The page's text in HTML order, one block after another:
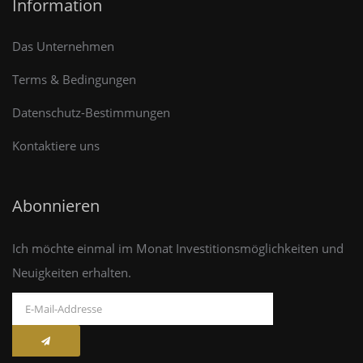
Information
Das Unternehmen
Terms & Bedingungen
Datenschutz-Bestimmungen
Kontaktiere uns
Abonnieren
Ich möchte einmal im Monat Investitionsmöglichkeiten und
Neuigkeiten erhalten.